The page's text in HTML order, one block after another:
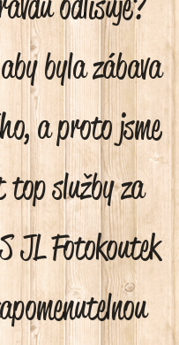
byla zábava
a proto jsme
top služby za
JL Fotokoutek